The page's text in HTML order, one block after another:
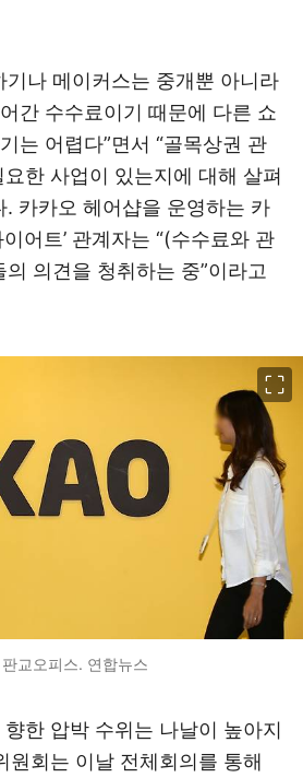
기나 메이커스는 중개뿐 아니라
간 수수료이기 때문에 다른 쇼
는 어렵다”면서 “골목상권 관
한 사업이 있는지에 대해 살펴
. 카카오 헤어샵을 운영하는 카
어트’ 관계자는 “(수수료와 관
의견을 청취하는 중”이라고
교오피스. 연합뉴스
한 압박 수위는 나날이 높아지
원회는 이날 전체회의를 통해